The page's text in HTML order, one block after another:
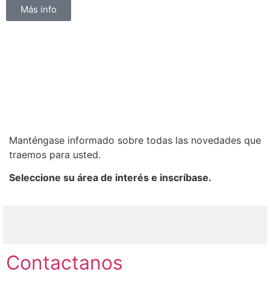
Más info
Manténgase informado sobre todas las novedades que
traemos para usted.
Seleccione su área de interés e inscríbase.
Contactanos